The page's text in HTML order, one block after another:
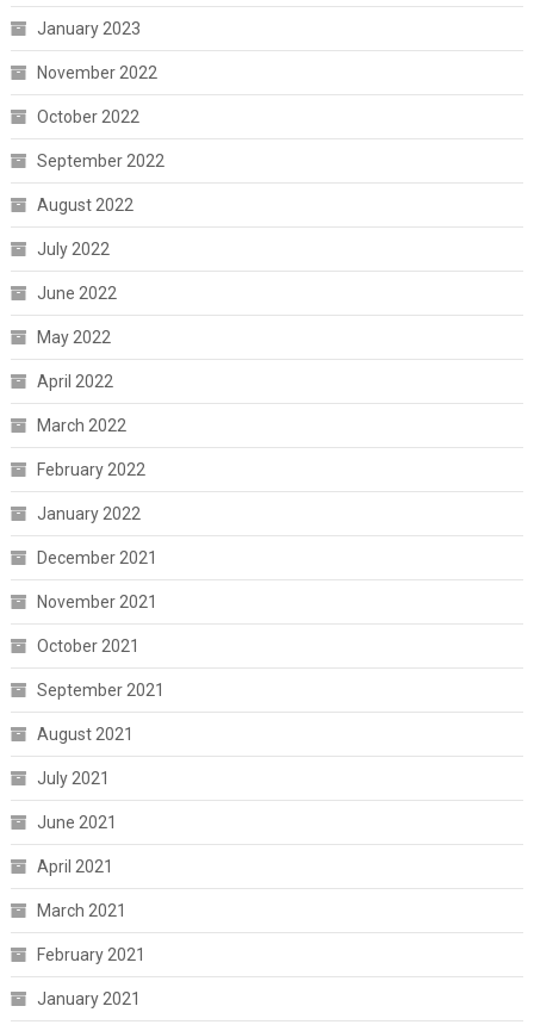
January 2023
November 2022
October 2022
September 2022
August 2022
July 2022
June 2022
May 2022
April 2022
March 2022
February 2022
January 2022
December 2021
November 2021
October 2021
September 2021
August 2021
July 2021
June 2021
April 2021
March 2021
February 2021
January 2021